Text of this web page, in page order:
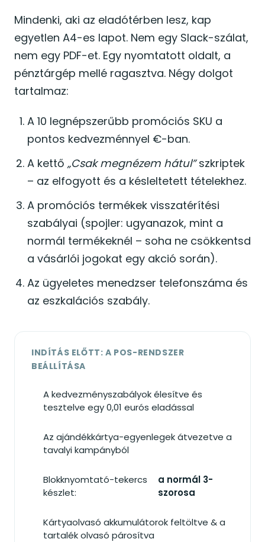
Mindenki, aki az eladótérben lesz, kap
egyetlen A4-es lapot. Nem egy Slack-szálat,
nem egy PDF-et. Egy nyomtatott oldalt, a
pénztárgép mellé ragasztva. Négy dolgot
tartalmaz:
A 10 legnépszerűbb promóciós SKU a
pontos kedvezménnyel €-ban.
A kettő „Csak megnézem hátul”szkriptek
– az elfogyott és a késleltetett tételekhez.
A promóciós termékek visszatérítési
szabályai (spojler: ugyanazok, mint a
normál termékeknél – soha ne csökkentsd
a vásárlói jogokat egy akció során).
Az ügyeletes menedzser telefonszáma és
az eszkalációs szabály.
INDÍTÁS ELŐTT: A POS-RENDSZER
BEÁLLÍTÁSA
A kedvezményszabályok élesítve és
tesztelve egy 0,01 eurós eladással
Az ajándékkártya-egyenlegek átvezetve a
tavalyi kampányból
Blokknyomtató-tekercs
készlet:
a normál 3-
szorosa
Kártyaolvasó akkumulátorok feltöltve & a
tartalék olvasó párosítva